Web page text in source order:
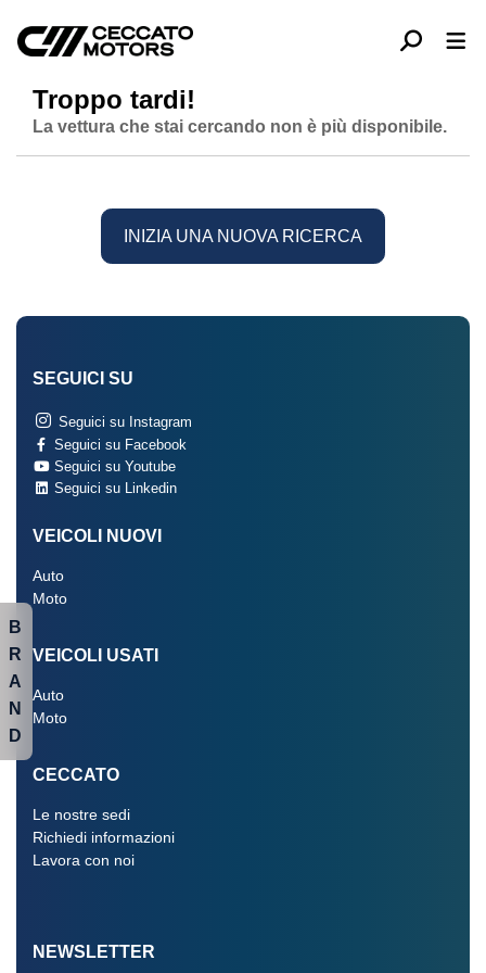
Troppo tardi!
La vettura che stai cercando non è più disponibile.
INIZIA UNA NUOVA RICERCA
SEGUICI SU
Seguici su Instagram
Seguici su Facebook
Seguici su Youtube
Seguici su Linkedin
VEICOLI NUOVI
Auto
Moto
VEICOLI USATI
Auto
Moto
CECCATO
Le nostre sedi
Richiedi informazioni
Lavora con noi
NEWSLETTER
B
R
A
N
D